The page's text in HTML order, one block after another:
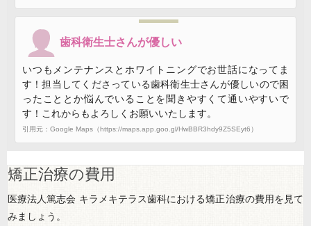
歯科衛生士さんが優しい
いつもメンテナンスとホワイトニングでお世話になってま
す！担当してくださっている歯科衛生士さんが優しいので困
ったこととか悩んでいることを聞きやすくて通いやすいで
す！これからもよろしくお願いいたします。
引用元：Google Maps（https://maps.app.goo.gl/HwBBR3hdy9Z5SEyt6）
矯正治療の費用
医療法人篤志会 キラメキテラス歯科における矯正治療の費用を見て
みましょう。